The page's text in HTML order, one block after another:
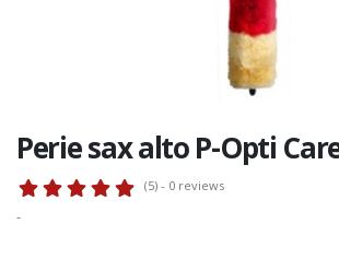
Perie sax alto P-Opti
(5) - 0 reviews
-